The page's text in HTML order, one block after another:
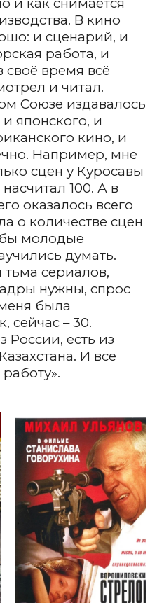
В кино
и сценарий, и
работа, и
своё время всё
и читал.
Союзе издавалось
японского, и
кино, и
Например, мне
сцен у Куросавы
100. А в
оказалось всего
о количестве сцен
молодые
думать.
сериалов,
нужны, спрос
была
сейчас – 30.
России, есть из
И все